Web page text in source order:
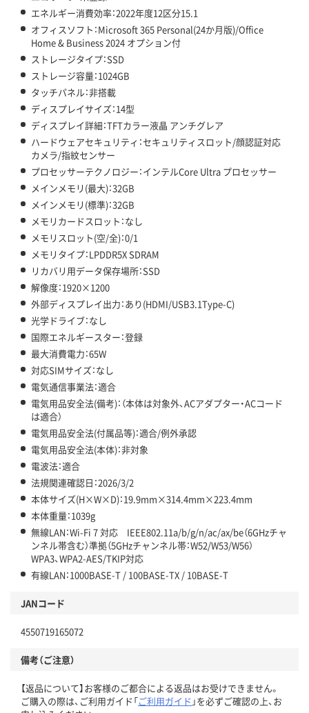
エネルギー消費効率：2022年度12区分15.1
オフィスソフト：Microsoft 365 Personal(24か月版)/Office
Home & Business 2024 オプション付
ストレージタイプ：SSD
ストレージ容量：1024GB
タッチパネル：非搭載
ディスプレイサイズ：14型
ディスプレイ詳細：TFTカラー液晶 アンチグレア
ハードウェアセキュリティ：セキュリティスロット/顔認証対応
カメラ/指紋センサー
プロセッサーテクノロジー：インテルCore Ultra プロセッサー
メインメモリ(最大)：32GB
メインメモリ(標準)：32GB
メモリカードスロット：なし
メモリスロット(空/全)：0/1
メモリタイプ：LPDDR5X SDRAM
リカバリ用データ保存場所：SSD
解像度：1920×1200
外部ディスプレイ出力：あり(HDMI/USB3.1Type-C)
光学ドライブ：なし
国際エネルギースター：登録
最大消費電力：65W
対応SIMサイズ：なし
電気通信事業法：適合
電気用品安全法(備考)：（本体は対象外、ACアダプター・ACコード
は適合）
電気用品安全法(付属品等)：適合/例外承認
電気用品安全法(本体)：非対象
電波法：適合
法規関連確認日：2026/3/2
本体サイズ(H×W×D)：19.9mm×314.4mm×223.4mm
本体重量：1039g
無線LAN：Wi-Fi 7 対応 IEEE802.11a/b/g/n/ac/ax/be（6GHzチャ
ンネル帯含む）準拠（5GHzチャンネル帯：W52/W53/W56）
WPA3、WPA2-AES/TKIP対応
有線LAN：1000BASE-T / 100BASE-TX / 10BASE-T
JANコード
4550719165072
備考（ご注意）
【返品について】お客様のご都合による返品はお受けできません。
ご購入の際は、ご利用ガイド「ご利用ガイド 」を必ずご確認の上、お